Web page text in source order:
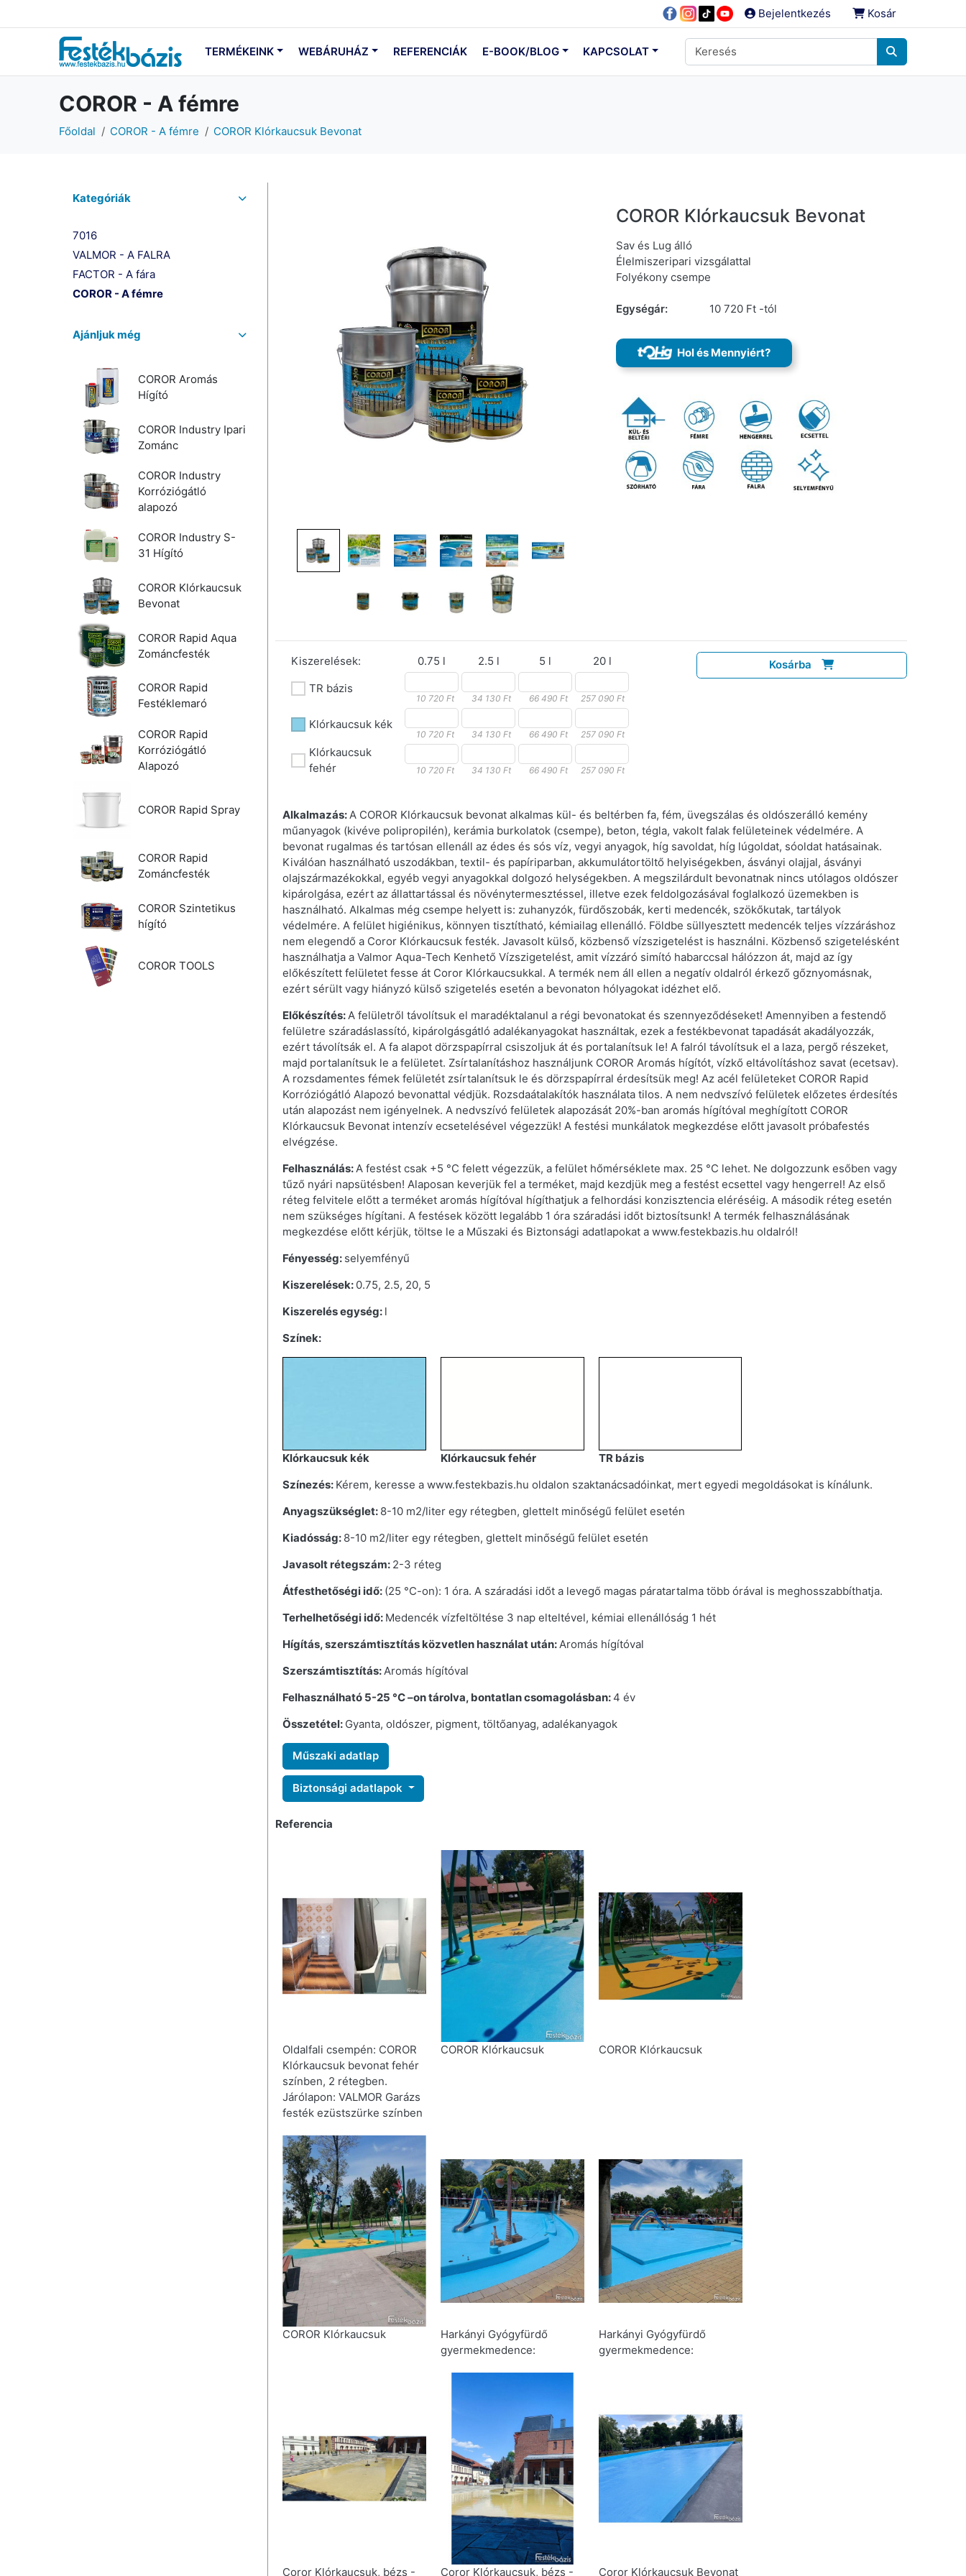
Bejelentkezés Kosár
TERMÉKEINK WEBÁRUHÁZ REFERENCIÁK E-BOOK/BLOG KAPCSOLAT
COROR - A fémre
Főoldal COROR - A fémre COROR Klórkaucsuk Bevonat
Kategóriák
7016
VALMOR - A FALRA
FACTOR - A fára
COROR - A fémre
Ajánljuk még
COROR Aromás
Hígító
COROR Industry Ipari
Zománc
COROR Industry
Korróziógátló
alapozó
COROR Industry S-
31 Hígító
COROR Klórkaucsuk
Bevonat
COROR Rapid Aqua
Zománcfesték
COROR Rapid
Festéklemaró
COROR Rapid
Korróziógátló
Alapozó
COROR Rapid Spray
COROR Rapid
Zománcfesték
COROR Szintetikus
hígító
COROR TOOLS
COROR Klórkaucsuk Bevonat
Sav és Lug álló
Élelmiszeripari vizsgálattal
Folyékony csempe
Egységár: 10 720 Ft -tól
Hol és Mennyiért?
Kiszerelések: 0.75 l 2.5 l 5 l
20 l
TR bázis
10 720 Ft 34 130 Ft 66 490 Ft 257 090 Ft
Klórkaucsuk kék
10 720 Ft 34 130 Ft 66 490 Ft 257 090 Ft
Klórkaucsuk
fehér
10 720 Ft 34 130 Ft 66 490 Ft 257 090 Ft
Kosárba
Alkalmazás: A COROR Klórkaucsuk bevonat alkalmas kül- és beltérben fa, fém, üvegszálas és oldószerálló kemény
műanyagok (kivéve polipropilén), kerámia burkolatok (csempe), beton, tégla, vakolt falak felületeinek védelmére. A
bevonat rugalmas és tartósan ellenáll az édes és sós víz, vegyi anyagok, híg savoldat, híg lúgoldat, sóoldat hatásainak.
Kiválóan használható uszodákban, textil- és papíriparban, akkumulátortöltő helyiségekben, ásványi olajjal, ásványi
olajszármazékokkal, egyéb vegyi anyagokkal dolgozó helységekben. A megszilárdult bevonatnak nincs utólagos oldószer
kipárolgása, ezért az állattartással és növénytermesztéssel, illetve ezek feldolgozásával foglalkozó üzemekben is
használható. Alkalmas még csempe helyett is: zuhanyzók, fürdőszobák, kerti medencék, szökőkutak, tartályok
védelmére. A felület higiénikus, könnyen tisztítható, kémiailag ellenálló. Földbe süllyesztett medencék teljes vízzáráshoz
nem elegendő a Coror Klórkaucsuk festék. Javasolt külső, közbenső vízszigetelést is használni. Közbenső szigetelésként
használhatja a Valmor Aqua-Tech Kenhető Vízszigetelést, amit vízzáró simító habarccsal hálózzon át, majd az így
előkészített felületet fesse át Coror Klórkaucsukkal. A termék nem áll ellen a negatív oldalról érkező gőznyomásnak,
ezért sérült vagy hiányzó külső szigetelés esetén a bevonaton hólyagokat idézhet elő.
Előkészítés: A felületről távolítsuk el maradéktalanul a régi bevonatokat és szennyeződéseket! Amennyiben a festendő
felületre száradáslassító, kipárolgásgátló adalékanyagokat használtak, ezek a festékbevonat tapadását akadályozzák,
ezért távolítsák el. A fa alapot dörzspapírral csiszoljuk át és portalanítsuk le! A falról távolítsuk el a laza, pergő részeket,
majd portalanítsuk le a felületet. Zsírtalanításhoz használjunk COROR Aromás hígítót, vízkő eltávolításhoz savat (ecetsav).
A rozsdamentes fémek felületét zsírtalanítsuk le és dörzspapírral érdesítsük meg! Az acél felületeket COROR Rapid
Korróziógátló Alapozó bevonattal védjük. Rozsdaátalakítók használata tilos. A nem nedvszívó felületek előzetes érdesítés
után alapozást nem igényelnek. A nedvszívó felületek alapozását 20%-ban aromás hígítóval meghígított COROR
Klórkaucsuk Bevonat intenzív ecsetelésével végezzük! A festési munkálatok megkezdése előtt javasolt próbafestés
elvégzése.
Felhasználás: A festést csak +5 °C felett végezzük, a felület hőmérséklete max. 25 °C lehet. Ne dolgozzunk esőben vagy
tűző nyári napsütésben! Alaposan keverjük fel a terméket, majd kezdjük meg a festést ecsettel vagy hengerrel! Az első
réteg felvitele előtt a terméket aromás hígítóval hígíthatjuk a felhordási konzisztencia eléréséig. A második réteg esetén
nem szükséges hígítani. A festések között legalább 1 óra száradási időt biztosítsunk! A termék felhasználásának
megkezdése előtt kérjük, töltse le a Műszaki és Biztonsági adatlapokat a www.festekbazis.hu oldalról!
Fényesség: selyemfényű
Kiszerelések: 0.75, 2.5, 20, 5
Kiszerelés egység: l
Színek:
Klórkaucsuk kék Klórkaucsuk fehér
TR bázis
Színezés: Kérem, keresse a www.festekbazis.hu oldalon szaktanácsadóinkat, mert egyedi megoldásokat is kínálunk.
Anyagszükséglet: 8-10 m2/liter egy rétegben, glettelt minőségű felület esetén
Kiadósság: 8-10 m2/liter egy rétegben, glettelt minőségű felület esetén
Javasolt rétegszám: 2-3 réteg
Átfesthetőségi idő: (25 °C-on): 1 óra. A száradási időt a levegő magas páratartalma több órával is meghosszabbíthatja.
Terhelhetőségi idő: Medencék vízfeltöltése 3 nap elteltével, kémiai ellenállóság 1 hét
Hígítás, szerszámtisztítás közvetlen használat után: Aromás hígítóval
Szerszámtisztítás: Aromás hígítóval
Felhasználható 5-25 °C –on tárolva, bontatlan csomagolásban: 4 év
Összetétel: Gyanta, oldószer, pigment, töltőanyag, adalékanyagok
Műszaki adatlap
Biztonsági adatlapok
Referencia
Oldalfali csempén: COROR
Klórkaucsuk bevonat fehér
színben, 2 rétegben.
Járólapon: VALMOR Garázs
festék ezüstszürke színben
COROR Klórkaucsuk COROR Klórkaucsuk
COROR Klórkaucsuk
Harkányi Gyógyfürdő
gyermekmedence:
Harkányi Gyógyfürdő
gyermekmedence:
Coror Klórkaucsuk, bézs - Coror Klórkaucsuk, bézs - Coror Klórkaucsuk Bevonat